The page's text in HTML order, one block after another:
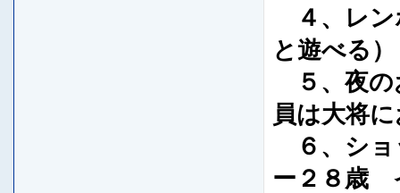
４、レン
と遊べる）
５、夜の
員は大将
６、ショ
ー２８歳